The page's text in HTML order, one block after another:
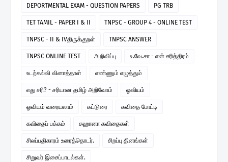
DEPORTMENTAL EXAM - QUESTION PAPERS PG TRB
TET TAMIL - PAPER I & II TNPSC - GROUP 4 - ONLINE TEST
TNPSC - II & IVதிருக்குறள் TNPSC ANSWER
TNPSC ONLINE TEST அறிவிப்பு உ.வே.சா - என் சரித்திரம்
உடற்கல்வி வினாத்தாள் எண்ணும் எழுத்தும்
எது சரி? - சரியான தமிழ் அறிவோம் ஓவியம்
ஓவியம் வரையலாம் கட்டுரை கவிதை போட்டி
கவிதைப் பக்கம் சஹானா கவிதைகள்
சிலப்பதிகாரம் உரைத்தொடர். சிறப்பு தினங்கள்
சிறுவர் இசைப்பாடல்கள்.